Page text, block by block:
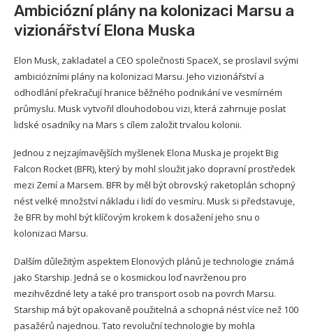
Ambiciózní plány na kolonizaci Marsu a
vizionářství Elona Muska
Elon Musk, zakladatel a CEO společnosti SpaceX, se proslavil svými
ambiciózními plány na kolonizaci Marsu. Jeho vizionářství a
odhodlání překračují hranice běžného podnikání ve vesmírném
průmyslu. Musk vytvořil dlouhodobou vizi, která zahrnuje poslat
lidské osadníky na Mars s cílem založit trvalou kolonii.
Jednou z nejzajímavějších myšlenek Elona Muska je projekt Big
Falcon Rocket (BFR), který by mohl sloužit jako dopravní prostředek
mezi Zemí a Marsem. BFR by měl být obrovský raketoplán schopný
nést velké množství nákladu i lidí do vesmíru. Musk si představuje,
že BFR by mohl být klíčovým krokem k dosažení jeho snu o
kolonizaci Marsu.
Dalším důležitým aspektem Elonových plánů je technologie známá
jako Starship. Jedná se o kosmickou loď navrženou pro
mezihvězdné lety a také pro transport osob na povrch Marsu.
Starship má být opakovaně použitelná a schopná nést více než 100
pasažérů najednou. Tato revoluční technologie by mohla